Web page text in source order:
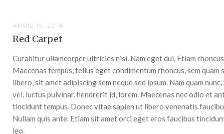
APRIL 19, 2018
Red Carpet
Curabitur ullamcorper ultricies nisi. Nam eget dui. Etiam
Maecenas tempus, tellus eget condimentum rhoncus, sem quam
libero, sit amet adipiscing sem neque sed ipsum. Nam quam
vel, luctus pulvinar, hendrerit id, lorem. Maecenas nec odio et
tincidunt tempus. Donec vitae sapien ut libero venenatis
Nullam quis ante. Etiam sit amet orci eget eros faucibus
leo.